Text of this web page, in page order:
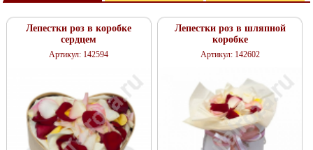
Лепестки роз в коробке
сердцем
Артикул: 142594
Лепестки роз в шляпной
коробке
Артикул: 142602